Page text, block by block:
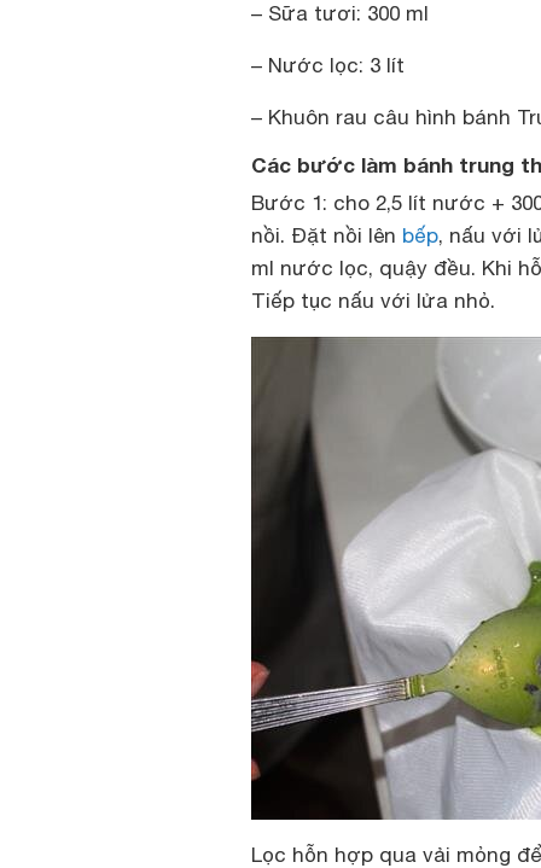
– Sữa tươi: 300 ml
– Nước lọc: 3 lít
– Khuôn rau câu hình bánh
Các bước làm bánh trung
Bước 1: cho 2,5 lít nước +
nồi. Đặt nồi lên bếp, nấu với
ml nước lọc, quậy đều. Khi
Tiếp tục nấu với lửa nhỏ.
Lọc hỗn hợp qua vải mỏng